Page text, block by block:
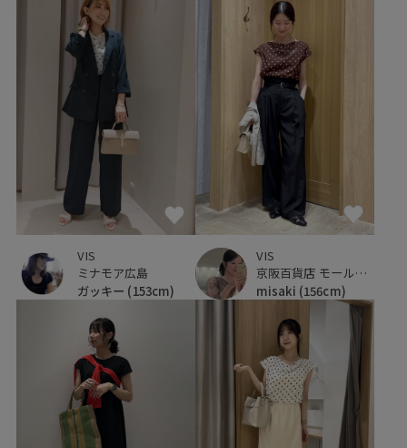
VIS
ミナモア広島
ガッキー (153cm)
VIS
京阪百貨店 モール京橋店
misaki (156cm)